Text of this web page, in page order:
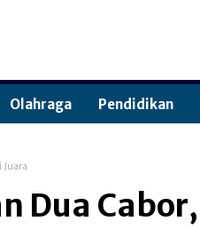
Olahraga Pendidikan
Juara
Dua Cabor,